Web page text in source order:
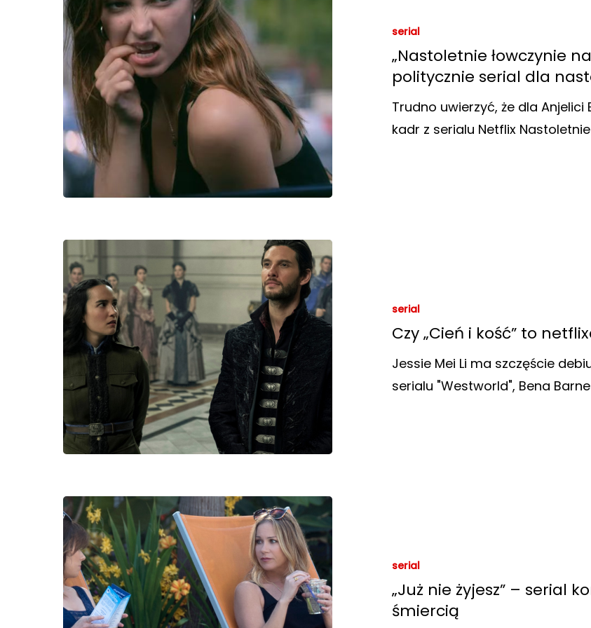
serial
„Nastoletnie łowczynie
politycznie serial dla
Trudno uwierzyć, że dla
kadr z serialu Netflix
serial
Czy „Cień i kość” to
Jessie Mei Li ma szczęście
serialu "Westworld", Bena
serial
„Już nie żyjesz” – serial
śmiercią